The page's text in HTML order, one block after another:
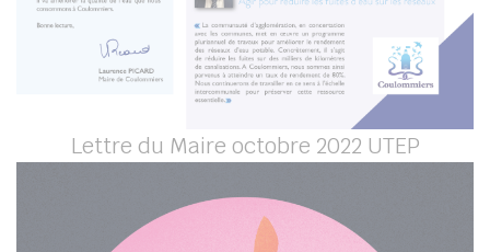
Lettre du Maire octobre 2022 UTEP